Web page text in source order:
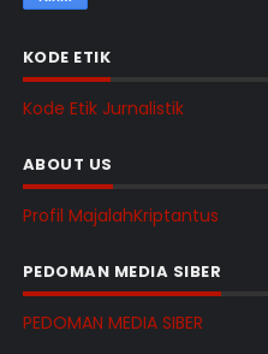
KODE ETIK
Kode Etik Jurnalistik
ABOUT US
Profil MajalahKriptantus
PEDOMAN MEDIA SIBER
PEDOMAN MEDIA SIBER